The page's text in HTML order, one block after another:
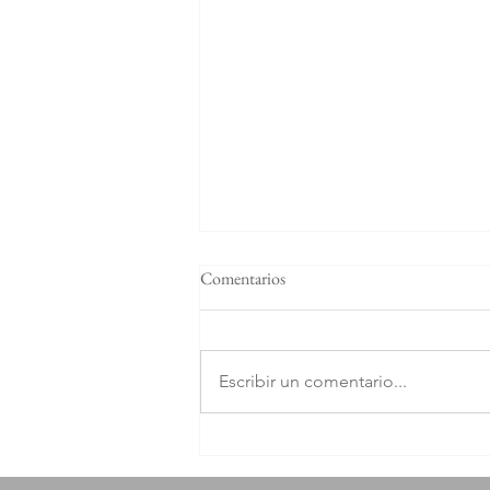
poder compartido
Comentarios
Escribir un comentario...